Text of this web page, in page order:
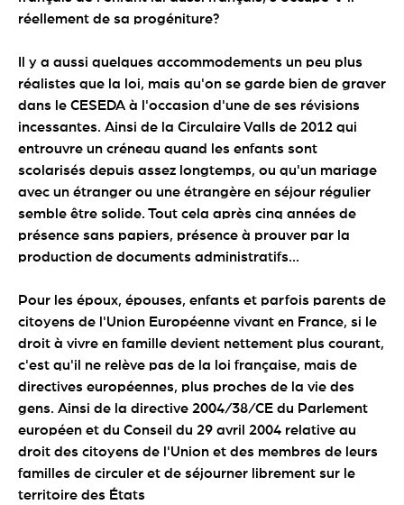
réellement de sa progéniture?
Il y a aussi quelques accommodements un peu plus
réalistes que la loi, mais qu'on se garde bien de graver
dans le CESEDA à l'occasion d'une de ses révisions
incessantes. Ainsi de la Circulaire Valls de 2012 qui
entrouvre un créneau quand les enfants sont
scolarisés depuis assez longtemps, ou qu'un mariage
avec un étranger ou une étrangère en séjour régulier
semble être solide. Tout cela après cinq années de
présence sans papiers, présence à prouver par la
production de documents administratifs...
Pour les époux, épouses, enfants et parfois parents de
citoyens de l'Union Européenne vivant en France, si le
droit à vivre en famille devient nettement plus courant,
c'est qu'il ne relève pas de la loi française, mais de
directives européennes, plus proches de la vie des
gens. Ainsi de la directive 2004/38/CE du Parlement
européen et du Conseil du 29 avril 2004 relative au
droit des citoyens de l'Union et des membres de leurs
familles de circuler et de séjourner librement sur le
territoire des États